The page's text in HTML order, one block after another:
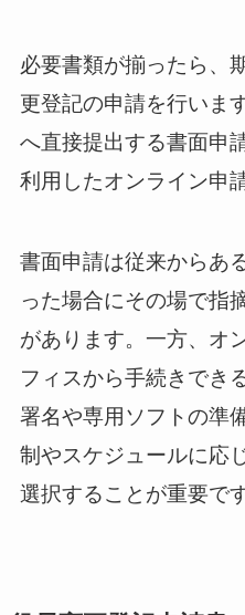
必要書類が揃ったら、
更登記の申請を行いま
へ直接提出する書面申
利用したオンライン申
書面申請は従来からあ
った場合にその場で指
があります。一方、オ
フィスから手続きでき
署名や専用ソフトの準
制やスケジュールに応
選択することが重要です